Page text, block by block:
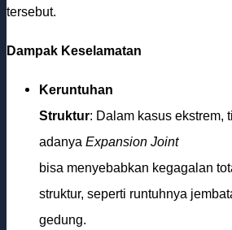
tersebut.
Dampak Keselamatan
Keruntuhan
Struktur: Dalam kasus ekstrem,
adanya Expansion Joint
bisa menyebabkan kegagalan
struktur, seperti runtuhnya
gedung.